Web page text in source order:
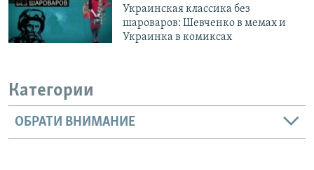
Украинская классика без
шароваров: Шевченко в мемах и
Украинка в комиксах
Категории
ОБРАТИ ВНИМАНИЕ